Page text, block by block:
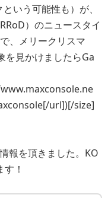
いう可能性も）が、
）のニュースタイ
、メリークリスマ
見かけましたらGa
url])[/size]
報を頂きました。KO
！